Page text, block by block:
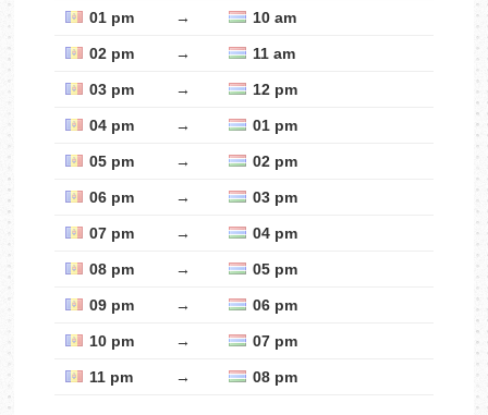
01 pm → 10 am
02 pm → 11 am
03 pm → 12 pm
04 pm → 01 pm
05 pm → 02 pm
06 pm → 03 pm
07 pm → 04 pm
08 pm → 05 pm
09 pm → 06 pm
10 pm → 07 pm
11 pm → 08 pm